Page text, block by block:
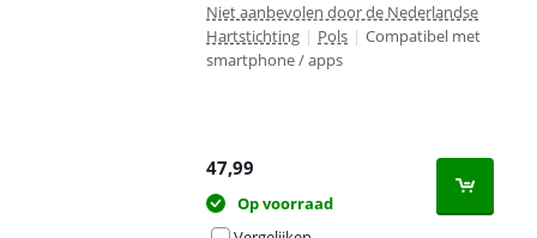
Niet aanbevolen door de Nederlandse
Hartstichting | Pols | Compatibel met
smartphone / apps
47,99
Op voorraad